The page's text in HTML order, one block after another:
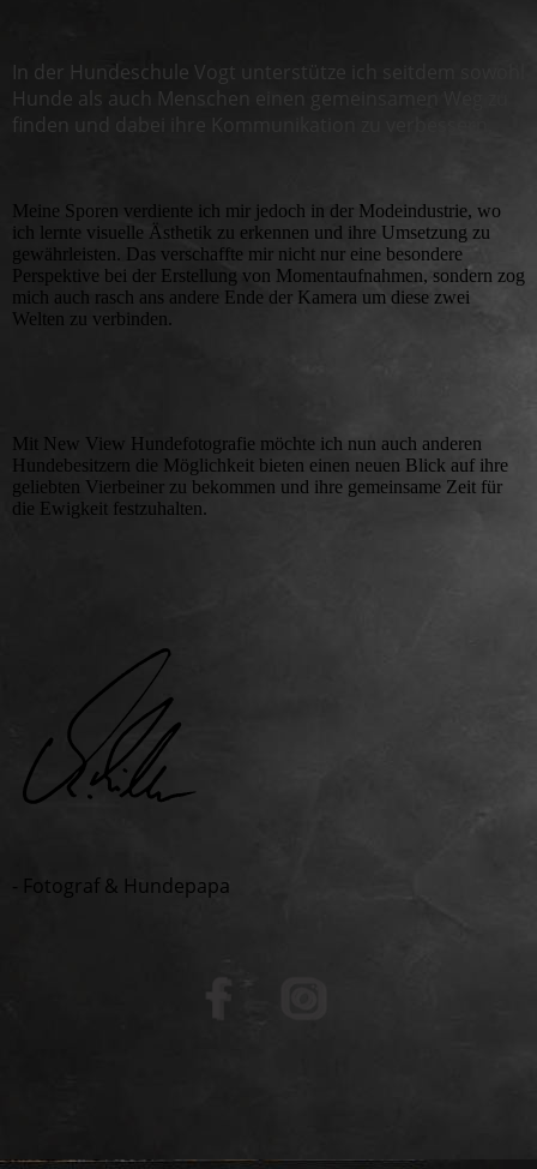
In der Hundeschule Vogt unterstütze ich seitdem sowohl
Hunde als auch Menschen einen gemeinsamen Weg zu
finden und dabei ihre Kommunikation zu verbessern.
Meine Sporen verdiente ich mir jedoch in der Modeindustrie, wo
ich lernte visuelle Ästhetik zu erkennen und ihre Umsetzung zu
gewährleisten. Das verschaffte mir nicht nur eine besondere
Perspektive bei der Erstellung von Momentaufnahmen, sondern zog
mich auch rasch ans andere Ende der Kamera um diese zwei
Welten zu verbinden.
Mit New View Hundefotografie möchte ich nun auch anderen
Hundebesitzern die Möglichkeit bieten einen neuen Blick auf ihre
geliebten Vierbeiner zu bekommen und ihre gemeinsame Zeit für
die Ewigkeit festzuhalten.
- Fotograf & Hundepapa